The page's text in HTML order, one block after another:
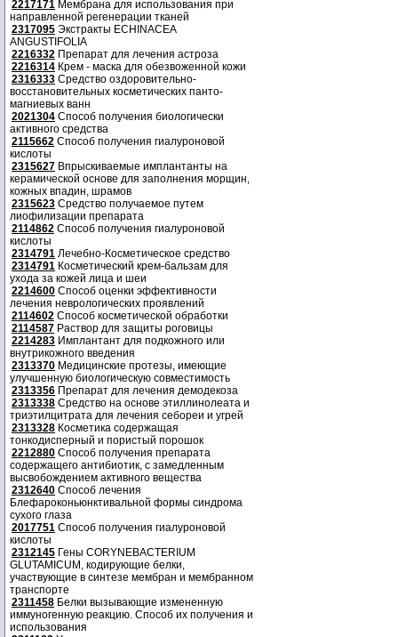
2217171 Мембрана для использования при
направленной регенерации тканей
2317095 Экстракты ECHINACEA
ANGUSTIFOLIA
2216332 Препарат для лечения астроза
2216314 Крем - маска для обезвоженной кожи
2316333 Средство оздоровительно-
восстановительных косметических панто-
магниевых ванн
2021304 Способ получения биологически
активного средства
2115662 Способ получения гиалуроновой
кислоты
2315627 Впрыскиваемые имплантанты на
керамической основе для заполнения морщин,
кожных впадин, шрамов
2315623 Средство получаемое путем
лиофилизации препарата
2114862 Способ получения гиалуроновой
кислоты
2314791 Лечебно-Косметическое средство
2314791 Косметический крем-бальзам для
ухода за кожей лица и шеи
2214600 Способ оценки эффективности
лечения неврологических проявлений
2114602 Способ косметической обработки
2114587 Раствор для защиты роговицы
2214283 Имплантант для подкожного или
внутрикожного введения
2313370 Медицинские протезы, имеющие
улучшенную биологическую совместимость
2313356 Препарат для лечения демодекоза
2313338 Средство на основе этиллинолеата и
триэтилцитрата для лечения себореи и угрей
2313328 Косметика содержащая
тонкодисперный и пористый порошок
2212880 Способ получения препарата
содержащего антибиотик, с замедленным
высвобождением активного вещества
2312640 Способ лечения
Блефароконьюнктивальной формы синдрома
сухого глаза
2017751 Способ получения гиалуроновой
кислоты
2312145 Гены CORYNEBACTERIUM
GLUTAMICUM, кодирующие белки,
участвующие в синтезе мембран и мембранном
транспорте
2311458 Белки вызывающие измененную
иммуногенную реакцию. Способ их получения и
использования